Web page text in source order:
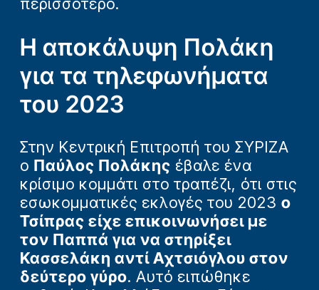
περισσότερο.
Η αποκάλυψη Πολάκη
για τα τηλεφωνήματα
του 2023
Στην Κεντρική Επιτροπή του ΣΥΡΙΖΑ
ο Παύλος Πολάκης έβαλε ένα
κρίσιμο κομμάτι στο τραπέζι, ότι στις
εσωκομματικές εκλογές του 2023 ο
Τσίπρας είχε επικοινωνήσει με
τον Παππά για να στηρίξει
Κασσελάκη αντί Αχτσιόγλου στον
δεύτερο γύρο. Αυτό ειπώθηκε